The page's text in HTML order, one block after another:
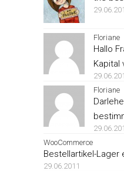
Floriane
Hallo
Kapital
Floriane
WooCommerce
Bestellartikel-
29.06.2011